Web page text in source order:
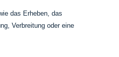
das Erheben, das
Verbreitung oder eine